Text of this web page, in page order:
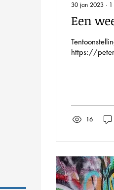
30 jan 2023 ∙ 1
Een
https://
16